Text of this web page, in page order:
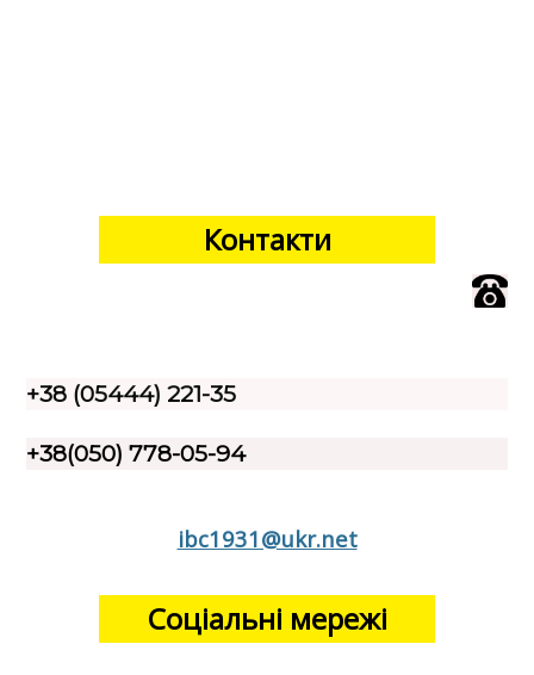
Контакти
+38 (05444) 221-35
+38(050) 778-05-94
ibc1931@ukr.net
Соціальні мережі